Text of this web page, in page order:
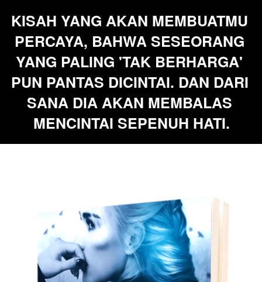
KISAH YANG AKAN MEMBUATMU
PERCAYA, BAHWA SESEORANG
YANG PALING 'TAK BERHARGA'
PUN PANTAS DICINTAI. DAN DARI
SANA DIA AKAN MEMBALAS
MENCINTAI SEPENUH HATI.